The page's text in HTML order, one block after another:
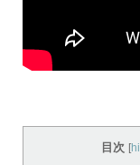
目次 [